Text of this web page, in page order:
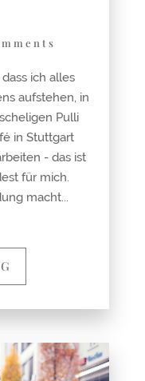
ich alles
aufstehen, in
Pulli
in Stuttgart
- das ist
für mich.
macht...